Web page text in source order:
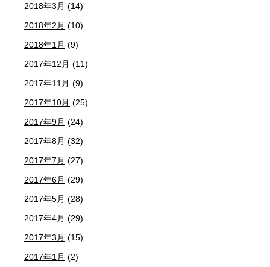
2018年3月 (14)
2018年2月 (10)
2018年1月 (9)
2017年12月 (11)
2017年11月 (9)
2017年10月 (25)
2017年9月 (24)
2017年8月 (32)
2017年7月 (27)
2017年6月 (29)
2017年5月 (28)
2017年4月 (29)
2017年3月 (15)
2017年1月 (2)